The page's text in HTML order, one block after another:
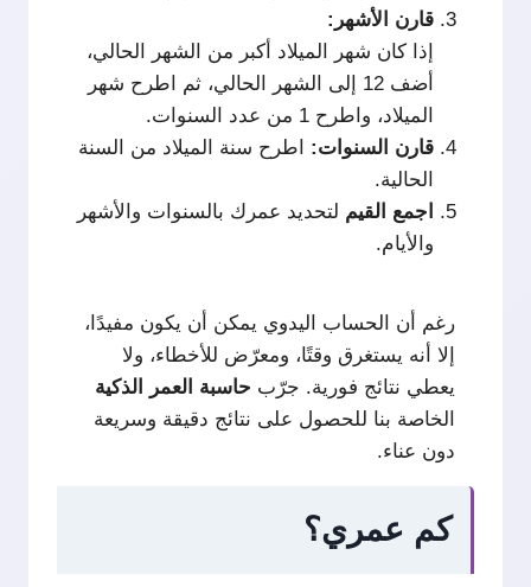
قارن
الأشهر:
إذا كان شهر الميلاد أكبر من الشهر الحالي،
أضف 12 إلى الشهر الحالي، ثم اطرح شهر
الميلاد، واطرح 1 من عدد السنوات.
قارن السنوات: اطرح سنة الميلاد من السنة
الحالية.
اجمع القيم لتحديد عمرك بالسنوات والأشهر
والأيام.
رغم أن الحساب اليدوي يمكن أن يكون مفيدًا،
إلا أنه يستغرق وقتًا، ومعرّض للأخطاء، ولا
يعطي نتائج فورية. جرّب حاسبة العمر الذكية
الخاصة بنا للحصول على نتائج دقيقة وسريعة
دون عناء.
كم عمري؟